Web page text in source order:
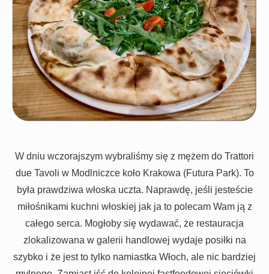
W dniu wczorajszym wybraliśmy się z mężem do Trattori
due Tavoli w Modlniczce koło Krakowa (Futura Park). To
była prawdziwa włoska uczta. Naprawdę, jeśli jesteście
miłośnikami kuchni włoskiej jak ja to polecam Wam ją z
całego serca. Mogłoby się wydawać, że restauracja
zlokalizowana w galerii handlowej wydaje posiłki na
szybko i że jest to tylko namiastka Włoch, ale nic bardziej